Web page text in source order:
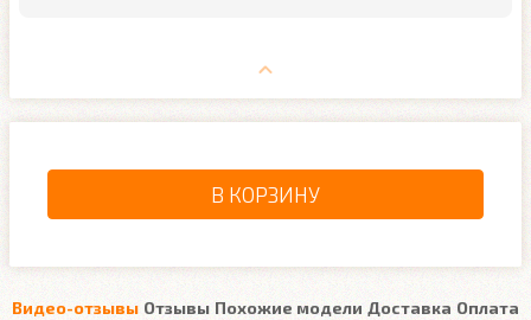
В КОРЗИНУ
Видео-отзывы Отзывы Похожие модели Доставка Оплата